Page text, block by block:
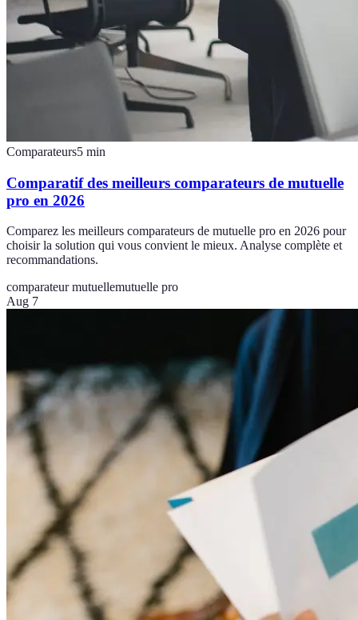
Comparateurs5 min
Comparatif des meilleurs comparateurs de mutuelle
pro en 2026
Comparez les meilleurs comparateurs de mutuelle pro en 2026 pour
choisir la solution qui vous convient le mieux. Analyse complète et
recommandations.
comparateur mutuellemutuelle pro
Aug 7